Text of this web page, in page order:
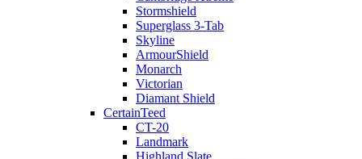
Stormshield
Superglass 3-Tab
Skyline
ArmourShield
Monarch
Victorian
Diamant Shield
CertainTeed
CT-20
Landmark